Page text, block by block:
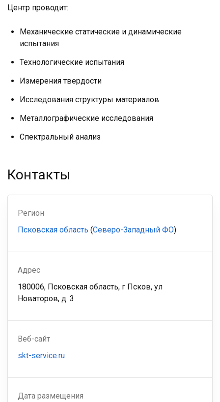
Центр проводит:
Механические статические и динамические
испытания
Технологические испытания
Измерения твердости
Исследования структуры материалов
Металлографические исследования
Спектральный анализ
Контакты
Регион
Псковская область (Северо-Западный ФО)
Адрес
180006, Псковская область, г Псков, ул
Новаторов, д. 3
Веб-сайт
skt-service.ru
Дата размещения